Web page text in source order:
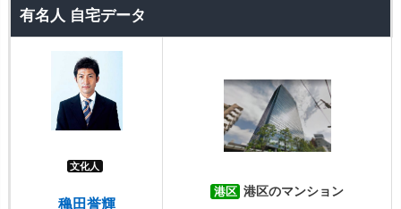
有名人 自宅データ
文化人
穐田誉輝
港区 港区のマンション